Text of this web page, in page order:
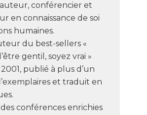
conférencier et
en connaissance de soi
humaines.
du best-sellers «
gentil, soyez vrai »
publié à plus d’un
et traduit en
des conférences enrichies